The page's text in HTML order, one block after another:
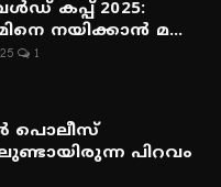
കപ്പ് 2025:
നയിക്കാൻ മ...
1
പൊലീസ്
പിറവം